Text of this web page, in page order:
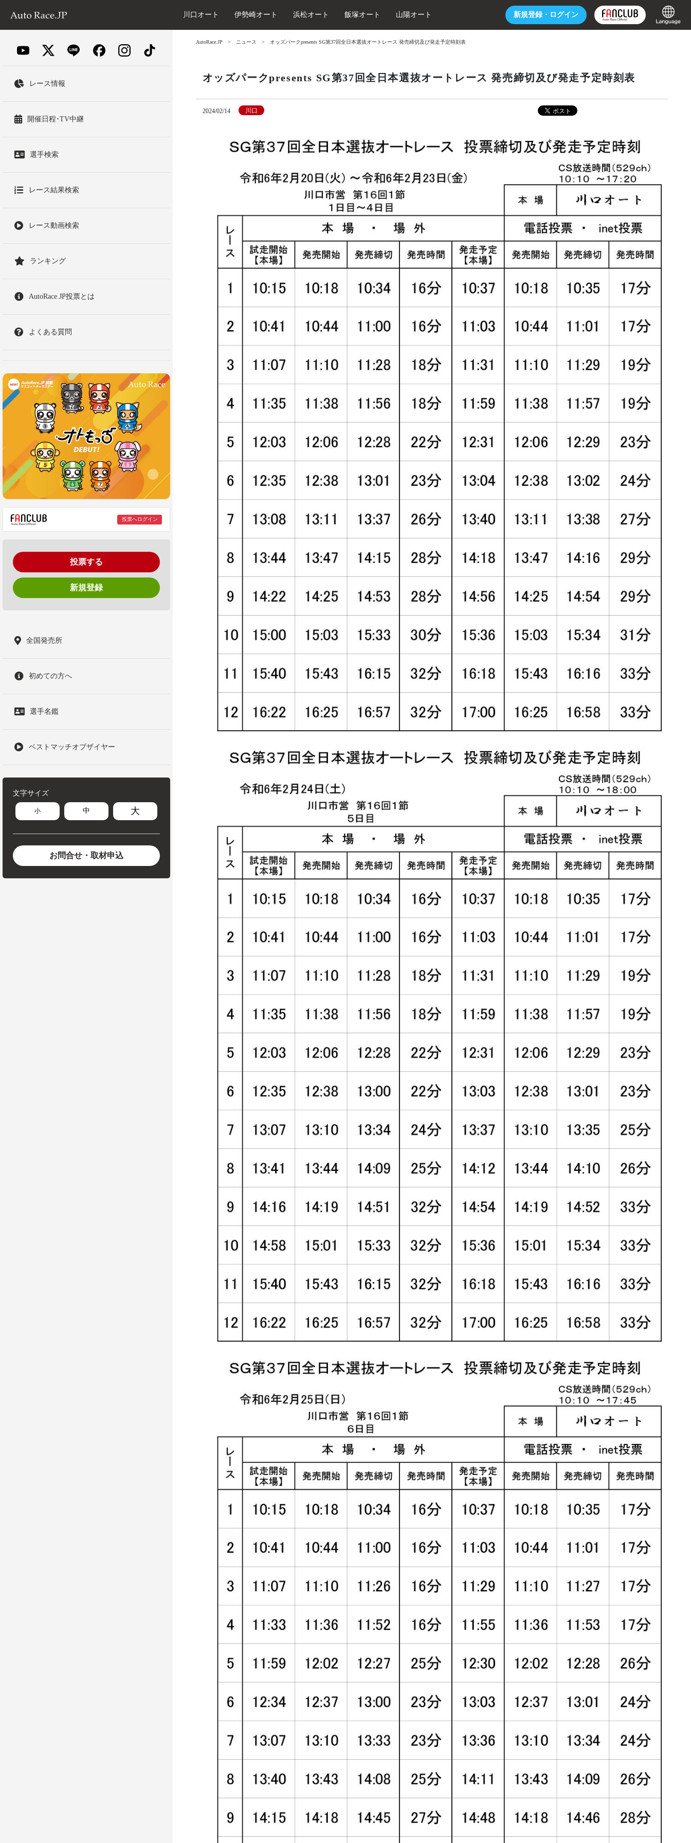
新規登録・ ログイン
川口オート 伊勢崎オート 浜松オート 飯塚オート 山陽オート
レース情報
開催日程･TV中継
選手検索
レース結果検索
レース動画検索
ランキング
AutoRace.JP投票とは
よくある質問
投票へログイン
投票する
新規登録
全国発売所
初めての方へ
選手名鑑
ベストマッチオブザイヤー
文字サイズ
小 中 大
お問合せ・取材申込
AutoRace.JP ニュース オッズパークpresents SG第37回全日本選抜オートレース 発売締切及び発走予定時刻表
オッズパークpresents SG第37回全日本選抜オートレース 発売締切及び発走予定時刻表
2024/02/14 川口